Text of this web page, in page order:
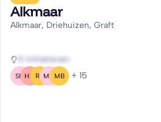
Alkmaar
Alkmaar, Driehuizen, Graft
0 initiatieven
SM HM RP MMMB + 15